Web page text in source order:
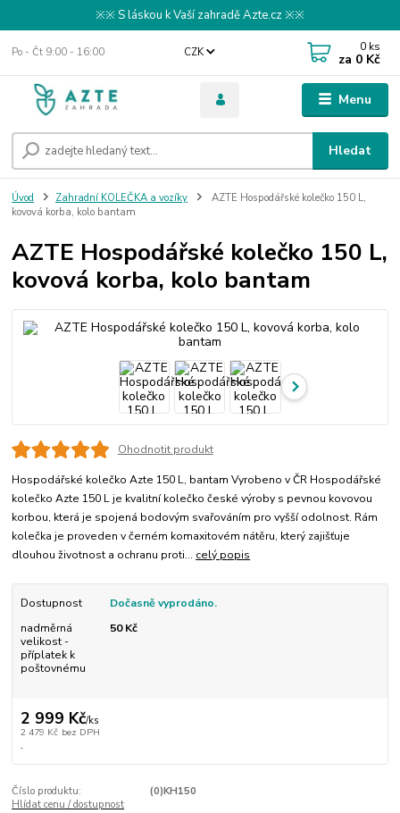
※※ S láskou k Vaší zahradě Azte.cz ※※
Menu
CZK
Hledat
Po - Čt 9:00 - 16:00 0 ks
za 0 Kč
Úvod Zahradní KOLEČKA a vozíky
AZTE Hospodářské kolečko 150 L,
kovová korba, kolo bantam
AZTE Hospodářské kolečko 150 L,
kovová korba, kolo bantam
Ohodnotit produkt
Hospodářské kolečko Azte 150 L, bantam Vyrobeno v ČR Hospodářské
kolečko Azte 150 L je kvalitní kolečko české výroby s pevnou kovovou
korbou, která je spojená bodovým svařováním pro vyšší odolnost. Rám
kolečka je proveden v černém komaxitovém nátěru, který zajišťuje
dlouhou životnost a ochranu proti... celý popis
Dostupnost
Dočasně vyprodáno.
nadměrná
velikost -
příplatek k
poštovnému
50 Kč
2 999 Kč/ks
2 479 Kč bez DPH
.
Číslo produktu:
(0)KH150
Hlídat cenu / dostupnost